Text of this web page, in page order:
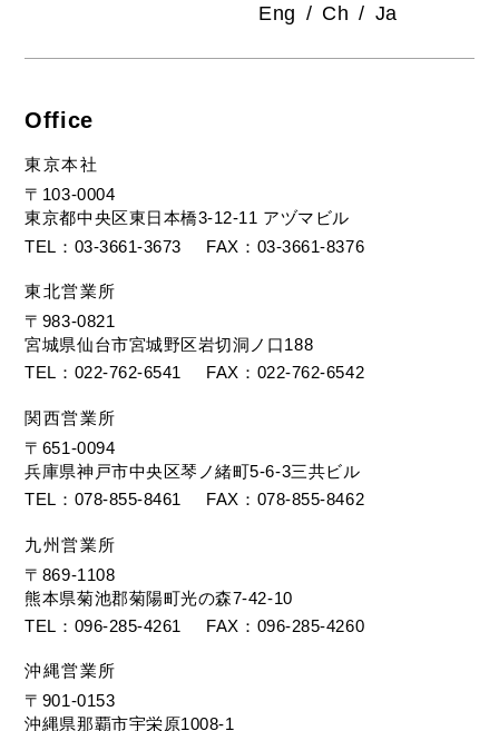
Eng Ch Ja
Office
東京本社
〒103-0004
東京都中央区東日本橋3-12-11 アヅマビル
TEL
03-3661-3673 FAX 03-3661-8376
東北営業所
〒983-0821
宮城県仙台市宮城野区岩切洞ノ口188
TEL
022-762-6541 FAX 022-762-6542
関西営業所
〒651-0094
兵庫県神戸市中央区琴ノ緒町5-6-3三共ビル
TEL
078-855-8461 FAX 078-855-8462
九州営業所
〒869-1108
熊本県菊池郡菊陽町光の森7-42-10
TEL
096-285-4261 FAX 096-285-4260
沖縄営業所
〒901-0153
沖縄県那覇市宇栄原1008-1